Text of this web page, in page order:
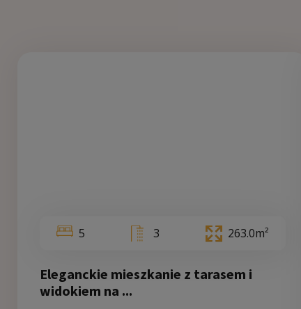
5 3 263.0m²
Eleganckie mieszkanie z tarasem i
widokiem na ...